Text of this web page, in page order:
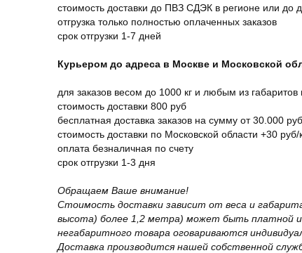
стоимость доставки до ПВЗ СДЭК в регионе или
отгрузка только полностью оплаченных заказов
срок отгрузки 1-7 дней
Курьером до адреса в Москве и Московской
для заказов весом до 1000 кг и любым из
стоимость доставки 800 руб
бесплатная доставка заказов на сумму от 30.000 руб
стоимость доставки по Московской области +30
оплата безналичная по счету
срок отгрузки 1-3 дня
Обращаем Ваше внимание!
Стоимость доставки зависит от веса и
высота) более 1,2 метра) может быть платной
негабаритного товара оговариваются
Доставка производится нашей собственной